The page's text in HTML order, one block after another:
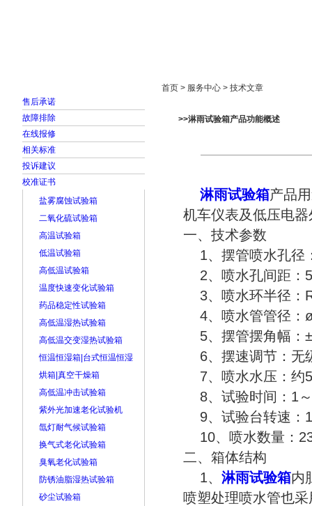
售后承诺
故障排除
在线报修
相关标准
投诉建议
校准证书
盐雾腐蚀试验箱
二氧化硫试验箱
高温试验箱
低温试验箱
高低温试验箱
温度快速变化试验箱
药品稳定性试验箱
高低温湿热试验箱
高低温交变湿热试验箱
恒温恒湿箱|台式恒温恒湿
烘箱|真空干燥箱
高低温冲击试验箱
紫外光加速老化试验机
氙灯耐气候试验箱
换气式老化试验箱
臭氧老化试验箱
防锈油脂湿热试验箱
砂尘试验箱
首页 > 服务中心 > 技术文章
>>淋雨试验箱产品功能概述
淋雨试验箱产品
机车仪表及低压电
一、技术参数
1、摆管喷水孔径
2、喷水孔间距：
3、喷水环半径：
4、喷水管管径：
5、摆管摆角幅：
6、摆速调节：无
7、喷水水压：约
8、试验时间：1
9、试验台转速：1
10、喷
二、箱体结构
1、 淋雨试验箱内
喷塑处理喷水管也